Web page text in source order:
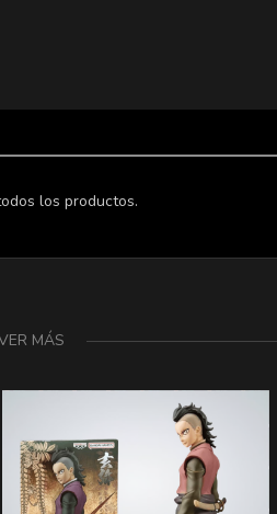
los productos.
MÁS